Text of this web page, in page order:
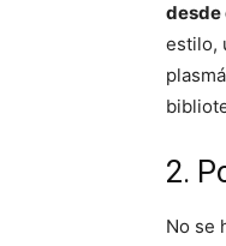
desde
estilo,
2.
No se